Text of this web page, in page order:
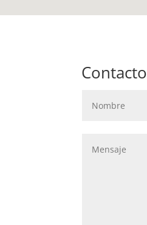
Contacto